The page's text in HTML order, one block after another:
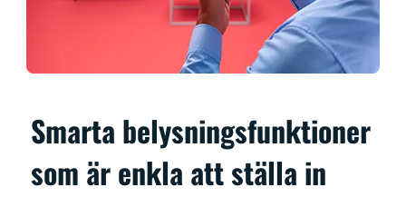
Smarta belysningsfunktioner
som är enkla att ställa in